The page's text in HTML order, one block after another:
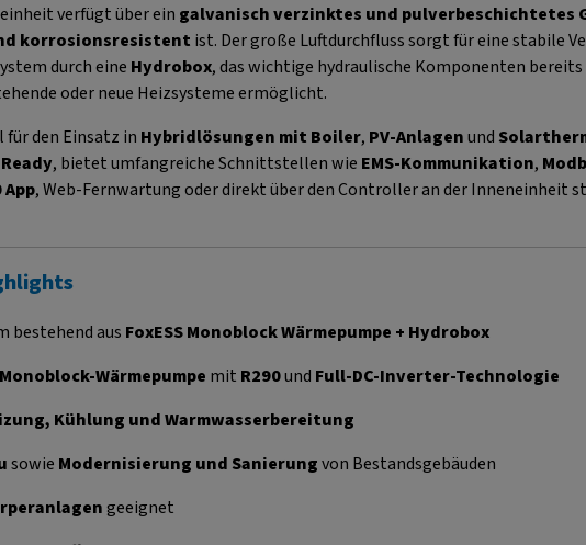
verfügt über ein galvanisch verzinktes und pulverbeschichtetes
korrosionsresistent ist. Der große Luftdurchfluss sorgt für eine stabile
durch eine Hydrobox, das wichtige hydraulische Komponenten
oder neue Heizsysteme ermöglicht.
für den Einsatz in Hybridlösungen mit Boiler, PV-Anlagenund
, bietet umfangreiche Schnittstellen wie EMS-Kommunikation,
App, Web-Fernwartung oder direkt über den Controller an der Inneneinheit
bestehend aus FoxESS Monoblock Wärmepumpe + Hydrobox
Wärmepumpe mit R290und Full-DC-Inverter-Technologie
Kühlung und Warmwasserbereitung
sowie Modernisierung und Sanierungvon Bestandsgebäuden
geeignet